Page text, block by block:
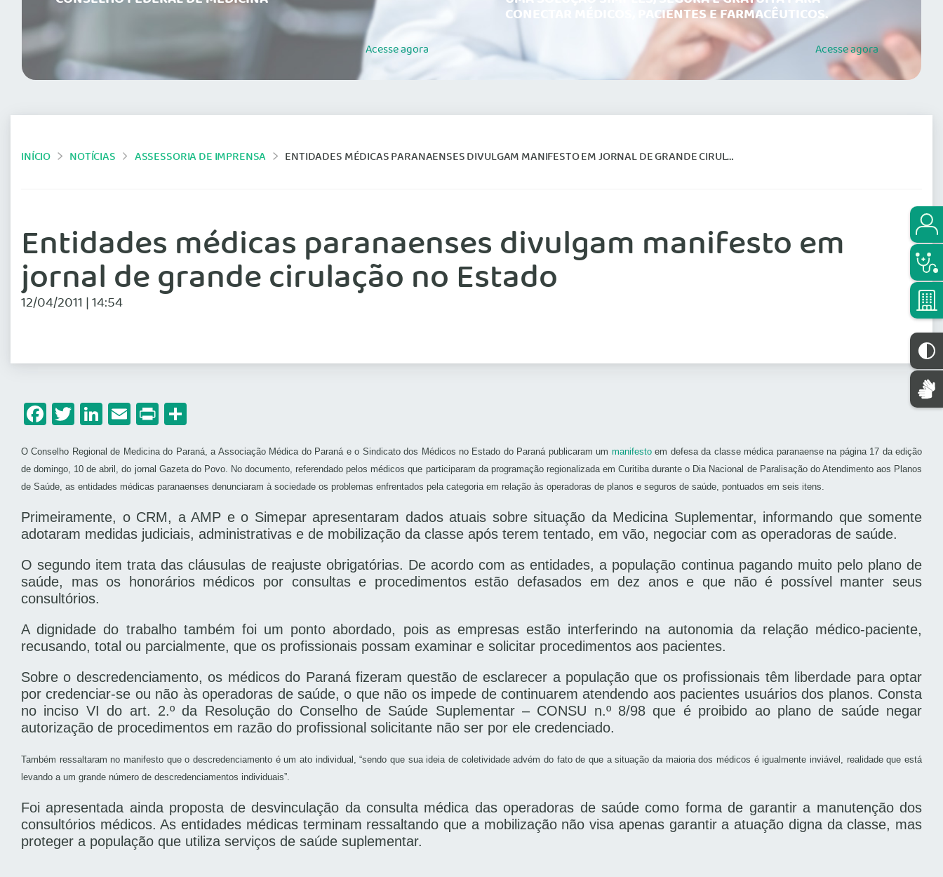
Acesseagora
CONECTAR MÉDICOS, PACIENTES E FARMACÊUTICOS.
Acesseagora
INÍCIO NOTÍCIAS ASSESSORIA DE IMPRENSA ENTIDADES MÉDICAS PARANAENSES DIVULGAM MANIFESTO EM JORNAL DE GRANDE CIRULAÇÃO NO ESTADO
Entidades médicas paranaenses divulgam manifesto em
jornal de grande cirulação no Estado
12/04/2011 | 14:54
Facebook
Twitter
LinkedIn
Email
Print
O Conselho Regional de Medicina do Paraná, a Associação Médica do Paraná e o Sindicato dos Médicos no Estado do Paraná publicaram um manifestoem defesa da classe médica paranaense na página 17 da edição
de domingo, 10 de abril, do jornal Gazeta do Povo. No documento, referendado pelos médicos que participaram da programação regionalizada em Curitiba durante o Dia Nacional de Paralisação do Atendimento aos Planos
de Saúde, as entidades médicas paranaenses denunciaram à sociedade os problemas enfrentados pela categoria em relação às operadoras de planos e seguros de saúde, pontuados em seis itens.
Primeiramente, o CRM, a AMP e o Simepar apresentaram dados atuais sobre situação da Medicina Suplementar, informando que somente
adotaram medidas judiciais, administrativas e de mobilização da classe após terem tentado, em vão, negociar com as operadoras de saúde.
O segundo item trata das cláusulas de reajuste obrigatórias. De acordo com as entidades, a população continua pagando muito pelo plano de
saúde, mas os honorários médicos por consultas e procedimentos estão defasados em dez anos e que não é possível manter seus
consultórios.
A dignidade do trabalho também foi um ponto abordado, pois as empresas estão interferindo na autonomia da relação médico-paciente,
recusando, total ou parcialmente, que os profissionais possam examinar e solicitar procedimentos aos pacientes.
Sobre o descredenciamento, os médicos do Paraná fizeram questão de esclarecer a população que os profissionais têm liberdade para optar
por credenciar-se ou não às operadoras de saúde, o que não os impede de continuarem atendendo aos pacientes usuários dos planos. Consta
no inciso VI do art. 2.º da Resolução do Conselho de Saúde Suplementar – CONSU n.º 8/98 que é proibido ao plano de saúde negar
autorização de procedimentos em razão do profissional solicitante não ser por ele credenciado.
Também ressaltaram no manifesto que o descredenciamento é um ato individual, “sendo que sua ideia de coletividade advém do fato de que a situação da maioria dos médicos é igualmente inviável, realidade que está
levando a um grande número de descredenciamentos individuais”.
Foi apresentada ainda proposta de desvinculação da consulta médica das operadoras de saúde como forma de garantir a manutenção dos
consultórios médicos. As entidades médicas terminam ressaltando que a mobilização não visa apenas garantir a atuação digna da classe, mas
proteger a população que utiliza serviços de saúde suplementar.